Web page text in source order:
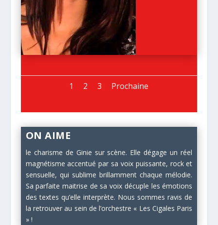
1 2 3 Prochaine
ON AIME
le charisme de Ginie sur scène. Elle dégage un réel
magnétisme accentué par sa voix puissante, rock et
sensuelle, qui sublime brillamment chaque mélodie.
Sa parfaite maitrise de sa voix décuple les émotions
des textes qu’elle interprète. Nous sommes ravis de
la retrouver au sein de l’orchestre « Les Cigales Paris
» !